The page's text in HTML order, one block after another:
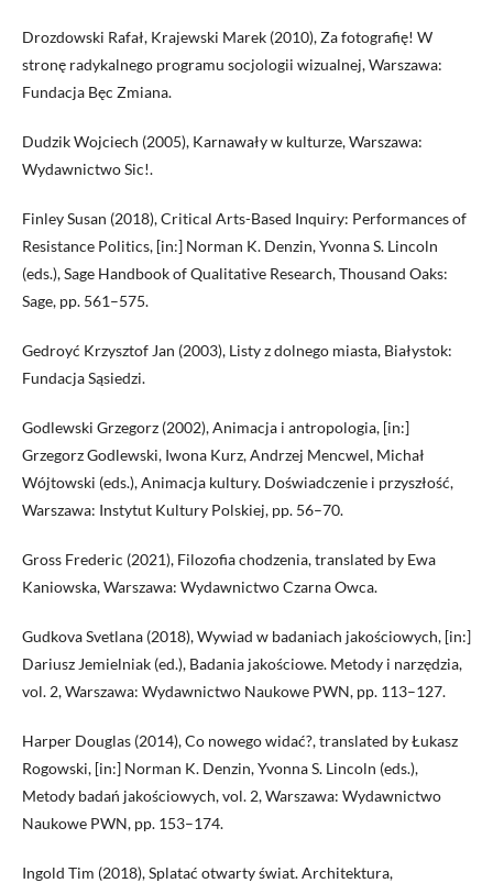
Drozdowski Rafał, Krajewski Marek (2010), Za fotografię! W
stronę radykalnego programu socjologii wizualnej, Warszawa:
Fundacja Bęc Zmiana.
Dudzik Wojciech (2005), Karnawały w kulturze, Warszawa:
Wydawnictwo Sic!.
Finley Susan (2018), Critical Arts-Based Inquiry: Performances of
Resistance Politics, [in:] Norman K. Denzin, Yvonna S. Lincoln
(eds.), Sage Handbook of Qualitative Research, Thousand Oaks:
Sage, pp. 561–575.
Gedroyć Krzysztof Jan (2003), Listy z dolnego miasta, Białystok:
Fundacja Sąsiedzi.
Godlewski Grzegorz (2002), Animacja i antropologia, [in:]
Grzegorz Godlewski, Iwona Kurz, Andrzej Mencwel, Michał
Wójtowski (eds.), Animacja kultury. Doświadczenie i przyszłość,
Warszawa: Instytut Kultury Polskiej, pp. 56–70.
Gross Frederic (2021), Filozofia chodzenia, translated by Ewa
Kaniowska, Warszawa: Wydawnictwo Czarna Owca.
Gudkova Svetlana (2018), Wywiad w badaniach jakościowych, [in:]
Dariusz Jemielniak (ed.), Badania jakościowe. Metody i narzędzia,
vol. 2, Warszawa: Wydawnictwo Naukowe PWN, pp. 113–127.
Harper Douglas (2014), Co nowego widać?, translated by Łukasz
Rogowski, [in:] Norman K. Denzin, Yvonna S. Lincoln (eds.),
Metody badań jakościowych, vol. 2, Warszawa: Wydawnictwo
Naukowe PWN, pp. 153–174.
Ingold Tim (2018), Splatać otwarty świat. Architektura,